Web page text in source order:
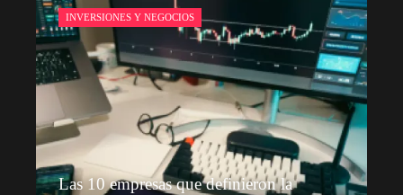
INVERSIONES Y NEGOCIOS
Las 10 empresas que definieron la